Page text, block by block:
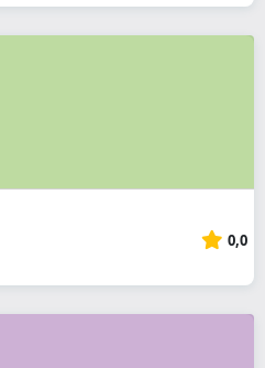
0,0